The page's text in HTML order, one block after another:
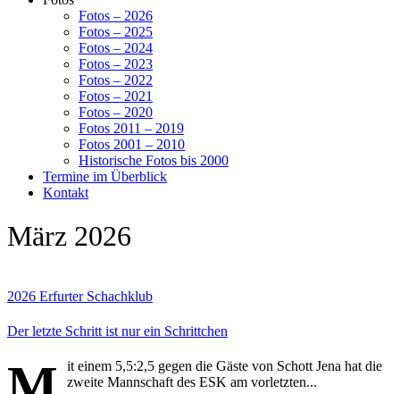
Fotos – 2026
Fotos – 2025
Fotos – 2024
Fotos – 2023
Fotos – 2022
Fotos – 2021
Fotos – 2020
Fotos 2011 – 2019
Fotos 2001 – 2010
Historische Fotos bis 2000
Termine im Überblick
Kontakt
März 2026
2026 Erfurter Schachklub
Der letzte Schritt ist nur ein Schrittchen
it einem 5,5:2,5 gegen die Gäste von Schott Jena hat die
zweite Mannschaft des ESK am vorletzten...